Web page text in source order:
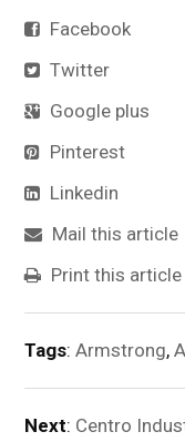
Facebook
Twitter
Google plus
Pinterest
Linkedin
Mail this article
Print this article
Tags: Armstrong,
Next: Centro